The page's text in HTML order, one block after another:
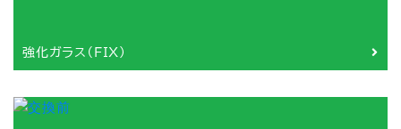
強化ガラス（FIX）